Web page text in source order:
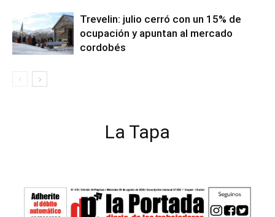
Trevelin: julio cerró con un 15% de
ocupación y apuntan al mercado
cordobés
La Tapa